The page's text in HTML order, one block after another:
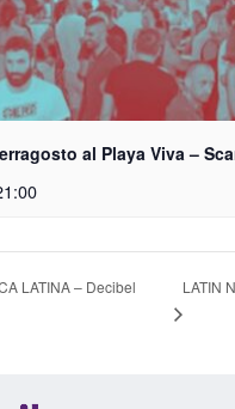
al Playa Viva –
LATINA – Decibel
LATIN